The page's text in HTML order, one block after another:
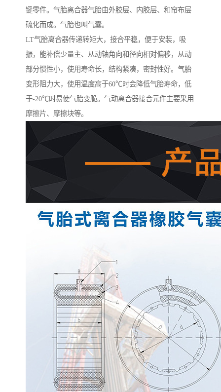
键零件。气胎离合器气胎由外胶层、内胶层、和帘布层
硫化而成。气胎也叫气囊。
LT气胎离合器传递转矩大，接合平稳，便于安装，吸
振，能补偿少量主、从动轴角向和径向相对偏移，从动
部分惯性小，使用寿命长，结构紧凑，密封性好。气胎
变形阻力大，使用温度高于60℃时会降低气胎寿命，低
于-20℃时易使气胎变脆。气动离合器接合元件主要采用
摩擦片、摩擦块等。